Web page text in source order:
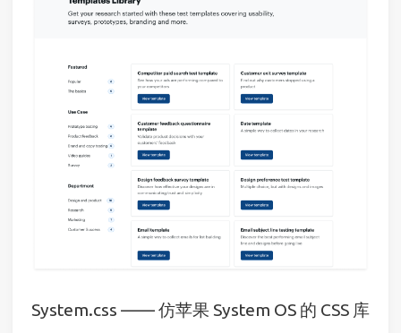
System.css —— 仿苹果 System OS 的 CSS 库